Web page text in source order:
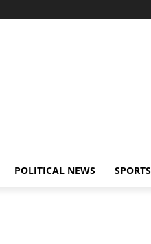
POLITICAL NEWS SPORTS